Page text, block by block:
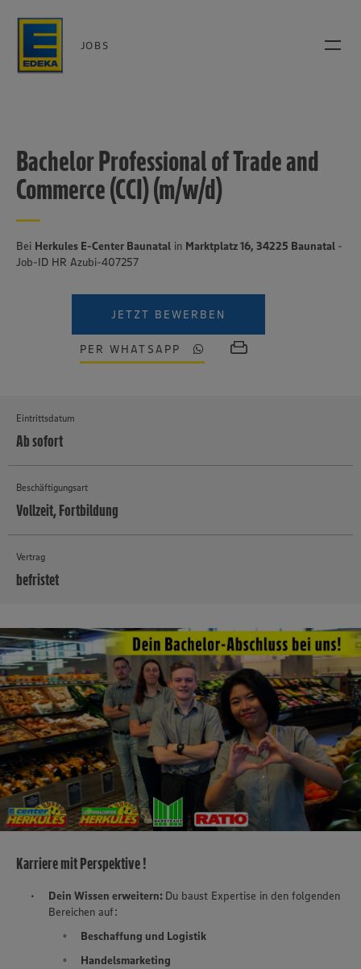
JOBS
Bachelor Professional of Trade and
Commerce (CCI) (m/w/d)
Bei Herkules E-Center Baunatal in Marktplatz 16, 34225 Baunatal -
Job-ID HR Azubi-407257
JETZT BEWERBEN
PER WHATSAPP
Eintrittsdatum
Ab sofort
Beschäftigungsart
Vollzeit, Fortbildung
Vertrag
befristet
Karriere mit Perspektive !
Dein Wissen erweitern: Du baust Expertise in den folgenden
Bereichen auf:
Beschaffung und Logistik
Handelsmarketing